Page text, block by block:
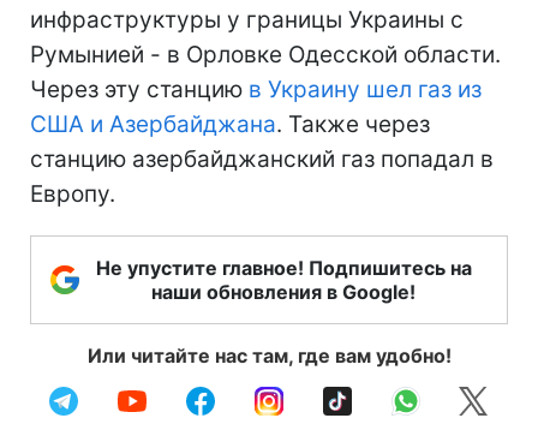
инфраструктуры у границы Украины с
Румынией - в Орловке Одесской области.
Через эту станцию в Украину шел газ из
США и Азербайджана. Также через
станцию азербайджанский газ попадал в
Европу.
Не упустите главное! Подпишитесь на
наши обновления в Google!
Или читайте нас там, где вам удобно!